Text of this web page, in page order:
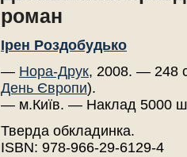
роман
Ірен Роздобудько
— Нора-Друк, 2008. — 248
День Європи).
— м.Київ. — Наклад 5000
Тверда обкладинка.
ISBN: 978-966-29-6129-4